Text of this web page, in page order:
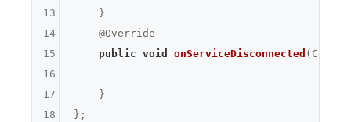
    }
@Override
public void onServiceDisconnected
    }
13
14
15
16
17
18